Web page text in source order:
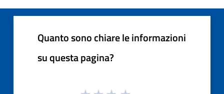
Quanto sono chiare le informazioni
su questa pagina?